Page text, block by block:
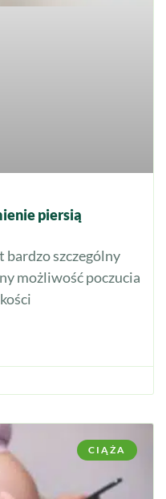
piersią
bardzo szczególny
możliwość poczucia
CIĄŻA